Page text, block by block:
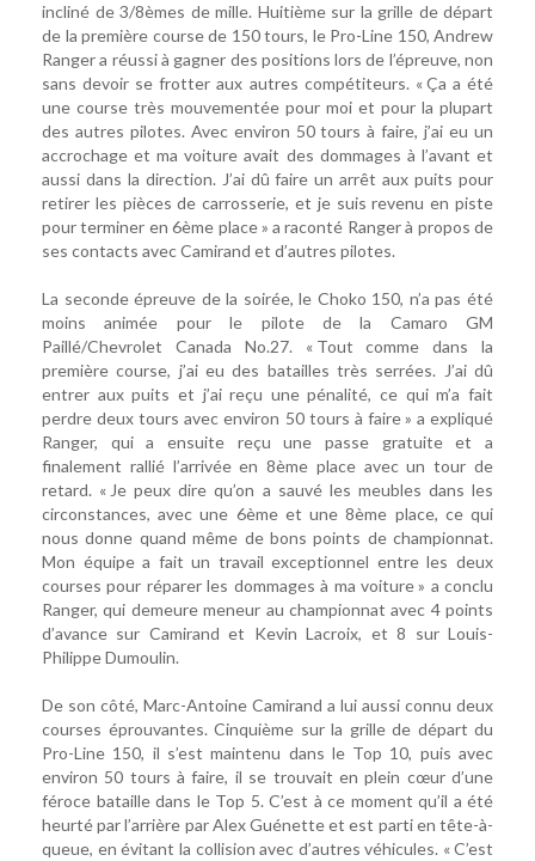
incliné de 3/8èmes de mille. Huitième sur la grille de départ
de la première course de 150 tours, le Pro-Line 150, Andrew
Ranger a réussi à gagner des positions lors de l’épreuve, non
sans devoir se frotter aux autres compétiteurs. « Ça a été
une course très mouvementée pour moi et pour la plupart
des autres pilotes. Avec environ 50 tours à faire, j’ai eu un
accrochage et ma voiture avait des dommages à l’avant et
aussi dans la direction. J’ai dû faire un arrêt aux puits pour
retirer les pièces de carrosserie, et je suis revenu en piste
pour terminer en 6ème place » a raconté Ranger à propos de
ses contacts avec Camirand et d’autres pilotes.
La seconde épreuve de la soirée, le Choko 150, n’a pas été
moins animée pour le pilote de la Camaro GM
Paillé/Chevrolet Canada No.27. « Tout comme dans la
première course, j’ai eu des batailles très serrées. J’ai dû
entrer aux puits et j’ai reçu une pénalité, ce qui m’a fait
perdre deux tours avec environ 50 tours à faire » a expliqué
Ranger, qui a ensuite reçu une passe gratuite et a
finalement rallié l’arrivée en 8ème place avec un tour de
retard. « Je peux dire qu’on a sauvé les meubles dans les
circonstances, avec une 6ème et une 8ème place, ce qui
nous donne quand même de bons points de championnat.
Mon équipe a fait un travail exceptionnel entre les deux
courses pour réparer les dommages à ma voiture » a conclu
Ranger, qui demeure meneur au championnat avec 4 points
d’avance sur Camirand et Kevin Lacroix, et 8 sur Louis-
Philippe Dumoulin.
De son côté, Marc-Antoine Camirand a lui aussi connu deux
courses éprouvantes. Cinquième sur la grille de départ du
Pro-Line 150, il s’est maintenu dans le Top 10, puis avec
environ 50 tours à faire, il se trouvait en plein cœur d’une
féroce bataille dans le Top 5. C’est à ce moment qu’il a été
heurté par l’arrière par Alex Guénette et est parti en tête-à-
queue, en évitant la collision avec d’autres véhicules. « C’est